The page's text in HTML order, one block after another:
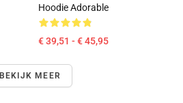
Hoodie Adorable
€ 39,51 - € 45,95
BEKIJK MEER